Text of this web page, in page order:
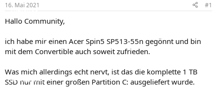
Aktuelles
Neue Beiträge
Leserartikel
e
r
t
a
m
16. Mai 2021 #1
Hallo Community,
ich habe mir einen Acer Spin5 SP513-55n gegönnt und bin
mit dem Convertible auch soweit zufrieden.
Was mich allerdings echt nervt, ist das die komplette 1 TB
SSD nur mit einer großen Partition C: ausgeliefert wurde.